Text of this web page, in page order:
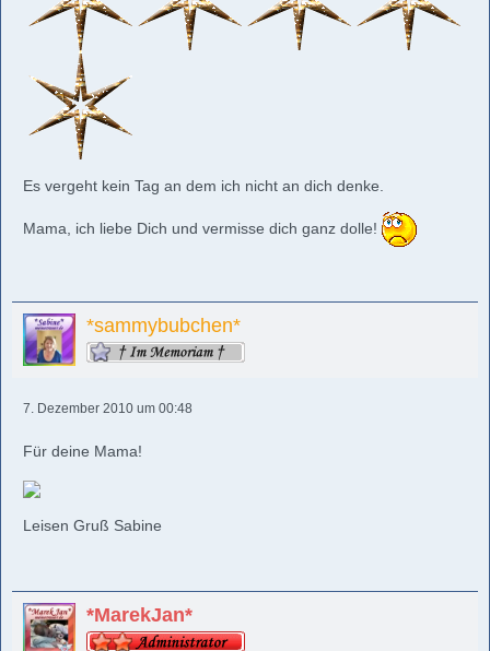
Es vergeht kein Tag an dem ich nicht an dich denke.
Mama, ich liebe Dich und vermisse dich ganz dolle!
*sammybubchen*
7. Dezember 2010 um 00:48
Für deine Mama!
Leisen Gruß Sabine
*MarekJan*